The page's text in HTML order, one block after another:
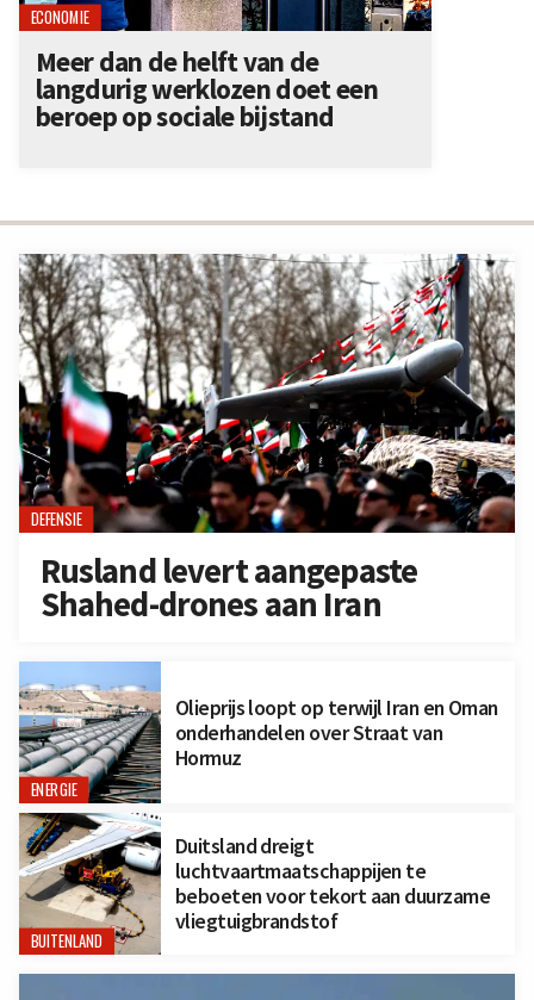
DEFENSIE
Rusland levert aangepaste
Shahed-drones aan Iran
ENERGIE
Olieprijs loopt op terwijl Iran en Oman
onderhandelen over Straat van
Hormuz
BUITENLAND
Duitsland dreigt
luchtvaartmaatschappijen te
beboeten voor tekort aan duurzame
vliegtuigbrandstof
ECONOMIE
Meer dan de helft van de
langdurig werklozen doet een
beroep op sociale bijstand